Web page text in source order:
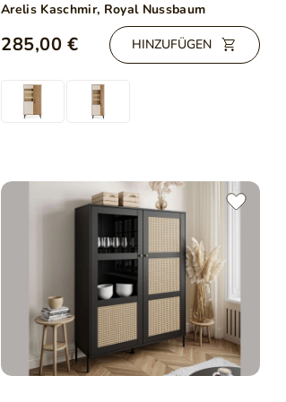
Arelis Kaschmir, Royal Nussbaum
285,00 € HINZUFÜGEN